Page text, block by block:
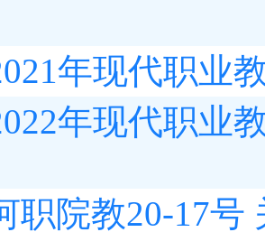
年现代职业
年现代职业
职院教20-17